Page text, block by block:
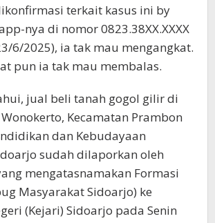
terkait kasus ini by
nya di nomor 0823.38XX.XXXX
6/2025), ia tak mau mengangkat.
pun ia tak mau membalas.
jual beli tanah gogol gilir di
Kecamatan Prambon
dan Kebudayaan
sudah dilaporkan oleh
mengatasnamakan Formasi
Masyarakat Sidoarjo) ke
(Kejari) Sidoarjo pada Senin